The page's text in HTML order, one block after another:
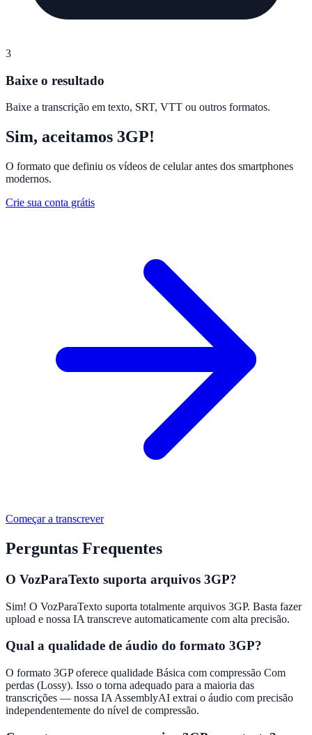
3
Baixe o resultado
Baixe a transcrição em texto, SRT, VTT ou outros formatos.
Sim, aceitamos 3GP!
O formato que definiu os vídeos de celular antes dos smartphones
modernos.
Crie sua conta grátis
Começar a transcrever
Perguntas Frequentes
O VozParaTexto suporta arquivos 3GP?
Sim! O VozParaTexto suporta totalmente arquivos 3GP. Basta fazer
upload e nossa IA transcreve automaticamente com alta precisão.
Qual a qualidade de áudio do formato 3GP?
O formato 3GP oferece qualidade Básica com compressão Com
perdas (Lossy). Isso o torna adequado para a maioria das
transcrições — nossa IA AssemblyAI extrai o áudio com precisão
independentemente do nível de compressão.